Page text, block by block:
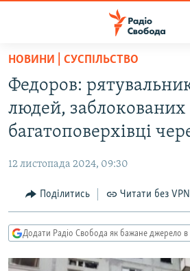
Перейти
основного
матеріалу
Перейти
до
основної
Перейти
до
пошуку
ВСЕ ЗА ДОБУ
СТАТТІ
ЕКОНОМІКА
СУСПІЛЬСТВО
РОСІЙСЬКА «ФІЛЬТРАЦІЯ»
ДОНБАС.РЕАЛІЇ
ТИ ЯК?
НОВИНИ | СУСПІЛЬСТВО
Федоров:
людей, заблокованих
багатоповерхівці
12 листопада 2024, 09:30
Поділитись Читати без VPN
Додати Радіо Свобода як бажане джерело в